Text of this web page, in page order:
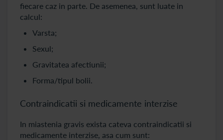
fiecare caz in parte. De asemenea, sunt luate in
calcul:
Varsta;
Sexul;
Gravitatea afectiunii;
Forma/tipul bolii.
Contraindicatii si medicamente interzise
In miastenia gravis exista cateva contraindicatii si
medicamente interzise, asa cum sunt: